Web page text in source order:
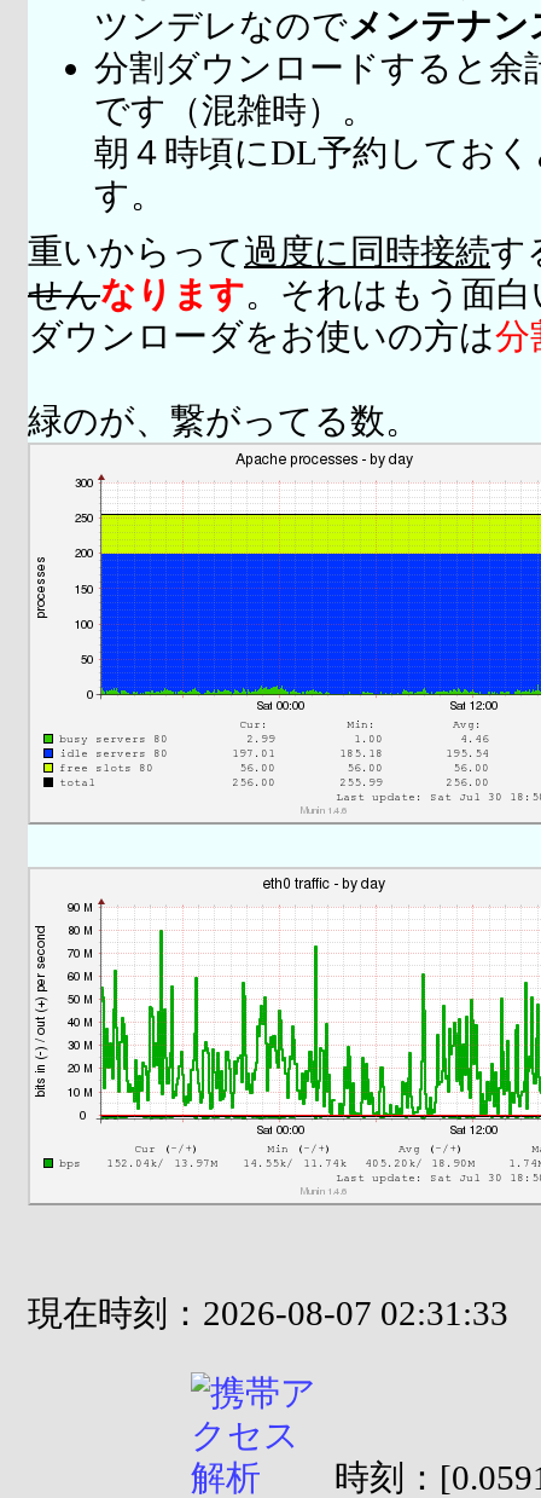
ツンデレなのでメンテナ
分割ダウンロードすると余
です（混雑時）。
朝４時頃にDL予約してお
す。
重いからって過度に同時接続す
せんなります。それはもう面
ダウンローダをお使いの方は分
緑のが、繋がってる数。
現在時刻：2026-08-07 02:31:33
時刻：